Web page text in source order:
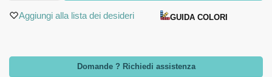
Aggiungi alla lista dei desideri GUIDA COLORI
Domande ? Richiedi assistenza